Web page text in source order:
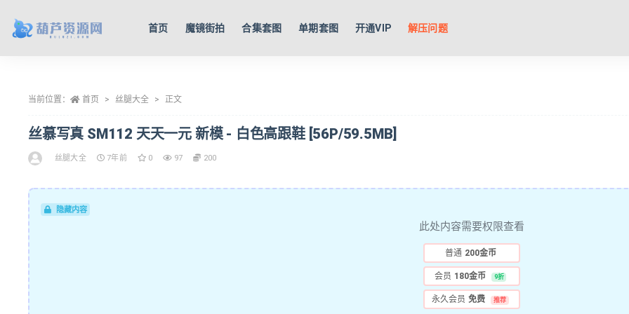
首页 魔镜街拍 合集套图 单期套图 开通VIP 解压问题
当前位置： 首页 丝腿大全 正文
丝慕写真 SM112 天天一元 新模 - 白色高跟鞋 [56P/59.5MB]
丝腿大全 7年前 0 97 200
隐藏内容
此处内容需要权限查看
普通 200金币
会员 180金币 9折
永久会员 免费 推荐
全部